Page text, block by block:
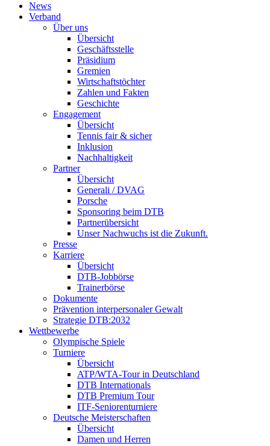
News
Verband
Über uns
Übersicht
Geschäftsstelle
Präsidium
Gremien
Wirtschaftstöchter
Zahlen und Fakten
Geschichte
Engagement
Übersicht
Tennis fair & sicher
Inklusion
Nachhaltigkeit
Partner
Übersicht
Generali / DVAG
Porsche
Sponsoring beim DTB
Partnerübersicht
Unser Nachwuchs ist die Zukunft.
Presse
Karriere
Übersicht
DTB-Jobbörse
Trainerbörse
Dokumente
Prävention interpersonaler Gewalt
Strategie DTB:2032
Wettbewerbe
Olympische Spiele
Turniere
Übersicht
ATP/WTA-Tour in Deutschland
DTB Internationals
DTB Premium Tour
ITF-Seniorenturniere
Deutsche Meisterschaften
Übersicht
Damen und Herren